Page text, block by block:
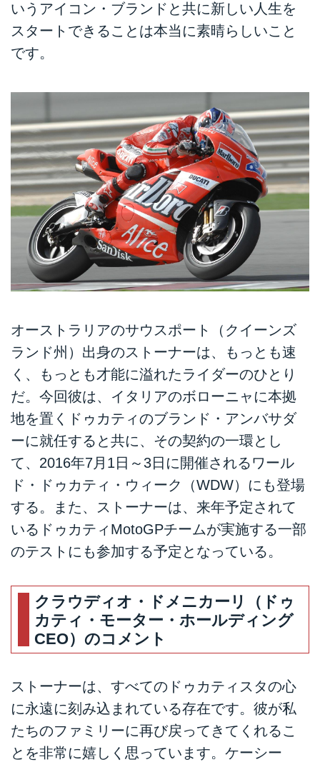
いうアイコン・ブランドと共に新しい人生を
スタートできることは本当に素晴らしいこと
です。
オーストラリアのサウスポート（クイーンズ
ランド州）出身のストーナーは、もっとも速
く、もっとも才能に溢れたライダーのひとり
だ。今回彼は、イタリアのボローニャに本拠
地を置くドゥカティのブランド・アンバサダ
ーに就任すると共に、その契約の一環とし
て、2016年7月1日～3日に開催されるワール
ド・ドゥカティ・ウィーク（WDW）にも登場
する。また、ストーナーは、来年予定されて
いるドゥカティMotoGPチームが実施する一部
のテストにも参加する予定となっている。
クラウディオ・ドメニカーリ（ドゥ
カティ・モーター・ホールディング
CEO）のコメント
ストーナーは、すべてのドゥカティスタの心
に永遠に刻み込まれている存在です。彼が私
たちのファミリーに再び戻ってきてくれるこ
とを非常に嬉しく思っています。ケーシー